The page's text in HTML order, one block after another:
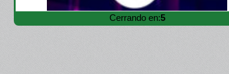
Cerrando en:4